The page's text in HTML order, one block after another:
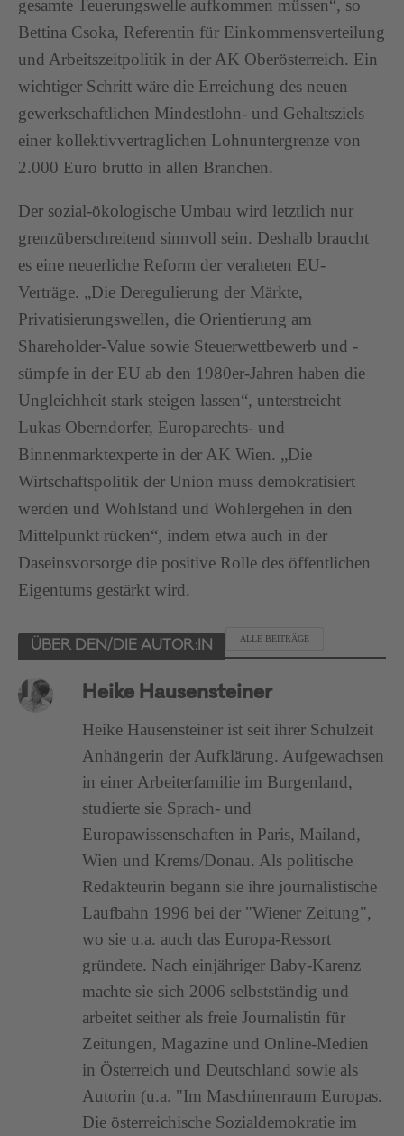
gesamte Teuerungswelle aufkommen müssen“, so
Bettina Csoka, Referentin für Einkommensverteilung
und Arbeitszeitpolitik in der AK Oberösterreich. Ein
wichtiger Schritt wäre die Erreichung des neuen
gewerkschaftlichen Mindestlohn- und Gehaltsziels
einer kollektivvertraglichen Lohnuntergrenze von
2.000 Euro brutto in allen Branchen.
Der sozial-ökologische Umbau wird letztlich nur
grenzüberschreitend sinnvoll sein. Deshalb braucht
es eine neuerliche Reform der veralteten EU-
Verträge. „Die Deregulierung der Märkte,
Privatisierungswellen, die Orientierung am
Shareholder-Value sowie Steuerwettbewerb und -
sümpfe in der EU ab den 1980er-Jahren haben die
Ungleichheit stark steigen lassen“, unterstreicht
Lukas Oberndorfer, Europarechts- und
Binnenmarktexperte in der AK Wien. „Die
Wirtschaftspolitik der Union muss demokratisiert
werden und Wohlstand und Wohlergehen in den
Mittelpunkt rücken“, indem etwa auch in der
Daseinsvorsorge die positive Rolle des öffentlichen
Eigentums gestärkt wird.
ÜBER DEN/DIE AUTOR:IN
ALLE BEITRÄGE
Heike Hausensteiner
Heike Hausensteiner ist seit ihrer Schulzeit
Anhängerin der Aufklärung. Aufgewachsen
in einer Arbeiterfamilie im Burgenland,
studierte sie Sprach- und
Europawissenschaften in Paris, Mailand,
Wien und Krems/Donau. Als politische
Redakteurin begann sie ihre journalistische
Laufbahn 1996 bei der "Wiener Zeitung",
wo sie u.a. auch das Europa-Ressort
gründete. Nach einjähriger Baby-Karenz
machte sie sich 2006 selbstständig und
arbeitet seither als freie Journalistin für
Zeitungen, Magazine und Online-Medien
in Österreich und Deutschland sowie als
Autorin (u.a. "Im Maschinenraum Europas.
Die österreichische Sozialdemokratie im